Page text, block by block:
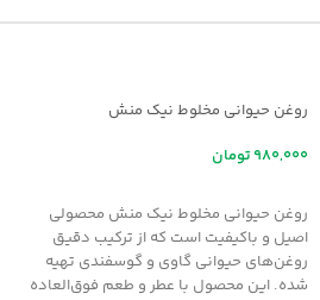
روغن حیوانی مخلوط نیک منش
تومان
روغن حیوانی مخلوط نیک منش محصولی
اصیل و باکیفیت است که از ترکیب دقیق
روغن‌های حیوانی گاوی و گوسفندی تهیه
شده. این محصول با عطر و طعم فوق‌العاده